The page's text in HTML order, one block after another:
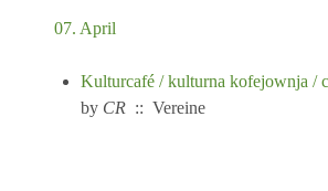
07. April
Kulturcafé / kulturna kofejownja /
by CR :: Vereine